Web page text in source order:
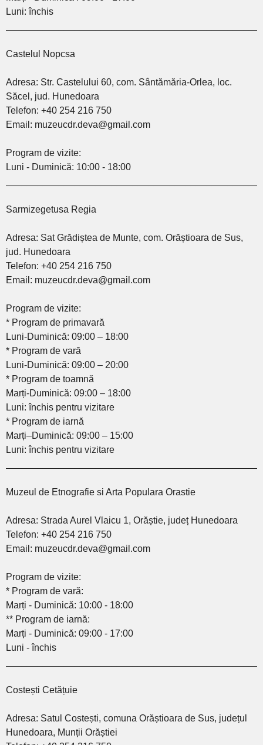
Luni: închis
Castelul Nopcsa
Adresa: Str. Castelului 60, com. Sântămăria-Orlea, loc.
Săcel, jud. Hunedoara
Telefon: +40 254 216 750
Email: muzeucdr.deva@gmail.com
Program de vizite:
Luni - Duminică: 10:00 - 18:00
Sarmizegetusa Regia
Adresa: Sat Grădiștea de Munte, com. Orăștioara de Sus,
jud. Hunedoara
Telefon: +40 254 216 750
Email: muzeucdr.deva@gmail.com
Program de vizite:
* Program de primavară
Luni-Duminică: 09:00 – 18:00
* Program de vară
Luni-Duminică: 09:00 – 20:00
* Program de toamnă
Marți-Duminică: 09:00 – 18:00
Luni: închis pentru vizitare
* Program de iarnă
Marți–Duminică: 09:00 – 15:00
Luni: închis pentru vizitare
Muzeul de Etnografie si Arta Populara Orastie
Adresa: Strada Aurel Vlaicu 1, Orăștie, județ Hunedoara
Telefon: +40 254 216 750
Email: muzeucdr.deva@gmail.com
Program de vizite:
* Program de vară:
Marți - Duminică: 10:00 - 18:00
** Program de iarnă:
Marți - Duminică: 09:00 - 17:00
Luni - închis
Costești Cetățuie
Adresa: Satul Costești, comuna Orăștioara de Sus, județul
Hunedoara, Munții Orăștiei